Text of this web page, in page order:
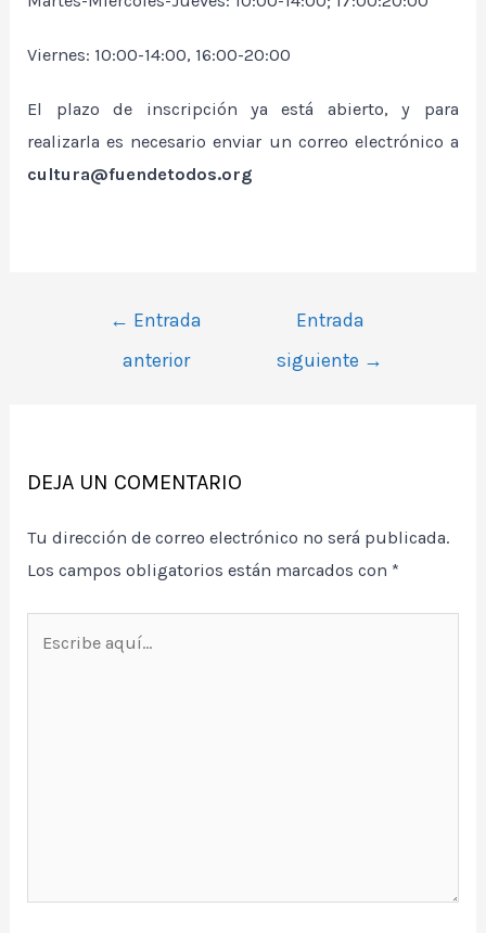
Viernes: 10:00-14:00, 16:00-20:00
El plazo de inscripción ya está abierto, y para
realizarla es necesario enviar un correo electrónico a
cultura@fuendetodos.org
Navegación
← Entrada
anterior
Entrada
siguiente →
DEJA UN COMENTARIO
Tu dirección de correo electrónico no será publicada.
Los campos obligatorios están marcados con *